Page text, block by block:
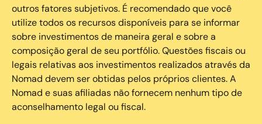
outros fatores subjetivos. É recomendado que você
utilize todos os recursos disponíveis para se informar
sobre investimentos de maneira geral e sobre a
composição geral de seu portfólio. Questões fiscais ou
legais relativas aos investimentos realizados através da
Nomad devem ser obtidas pelos próprios clientes. A
Nomad e suas afiliadas não fornecem nenhum tipo de
aconselhamento legal ou fiscal.